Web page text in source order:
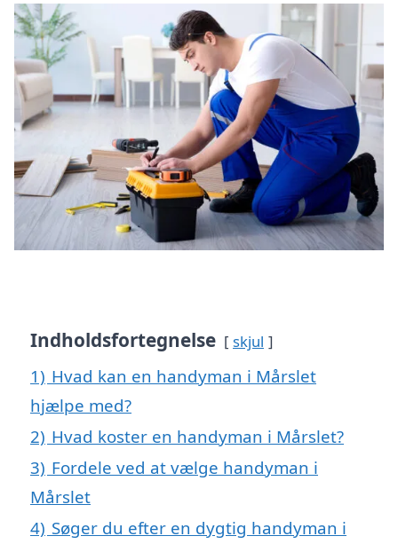
Indholdsfortegnelse skjul
1) Hvad kan en handyman i Mårslet
hjælpe med?
2) Hvad koster en handyman i Mårslet?
3) Fordele ved at vælge handyman i
Mårslet
4) Søger du efter en dygtig handyman i